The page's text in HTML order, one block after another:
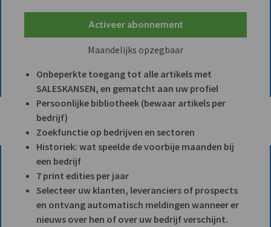
Activeer abonnement
Maandelijks opzegbaar
Onbeperkte toegang tot alle artikels met
SALESKANSEN, en gematcht aan uw profiel
Persoonlijke bibliotheek (bewaar artikels per
bedrijf)
Zoekfunctie op bedrijven en sectoren
Historiek: wat speelde de voorbije maanden bij
een bedrijf
7 print edities per jaar
Selecteer uw klanten, leveranciers of prospects
en ontvang automatisch meldingen wanneer er
nieuws over hen of over uw bedrijf verschijnt.